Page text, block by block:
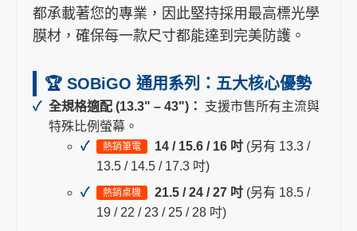
都承載著您的專業，因此堅持採用最高標光學
膜材，確保每一款尺寸都能達到完美防護。
🏆 SOBiGO 通用系列：五大核心優勢
全規格適配 (13.3" – 43")：
支援市售所有主流與
特殊比例螢幕。
熱銷筆電 14 / 15.6 / 16 吋(另有 13.3 /
13.5 / 14.5 / 17.3 吋)
熱銷桌機 21.5 / 24 / 27 吋(另有 18.5 /
19 / 22 / 23 / 25 / 28 吋)